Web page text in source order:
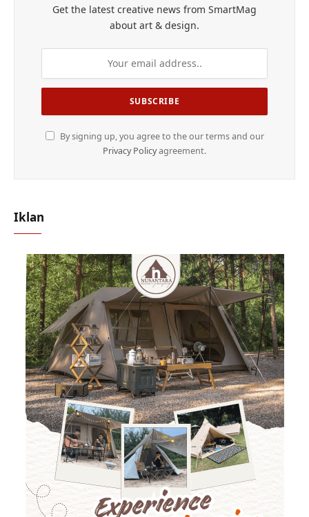
Get the latest creative news from SmartMag
about art & design.
By signing up, you agree to the our terms and our
Privacy Policyagreement.
Iklan